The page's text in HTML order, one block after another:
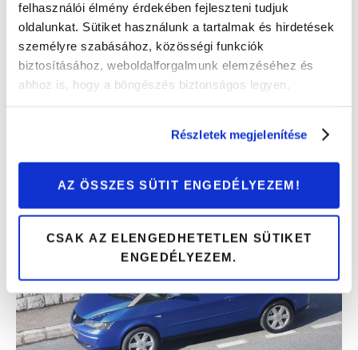
felhasználói élmény érdekében fejleszteni tudjuk
oldalunkat. Sütiket használunk a tartalmak és hirdetések
személyre szabásához, közösségi funkciók
biztosításához, weboldalforgalmunk elemzéséhez és
ahhoz is, hogy a böngészés biztonságos legyen.
Részletek megjelenítése
AZ ÖSSZES SÜTIT ENGEDÉLYEZEM!
CSAK AZ ELENGEDHETETLEN SÜTIKET
ENGEDÉLYEZEM.
ez idő alatt alig 83 ezer darabot adtak el, ami azt jelenti,
hogy gyakorlatilag annyi fogyott belőle, mint egy
Mondeóból fél-1 év alatt. A típus nem is kapott utódot, a
helyét a spanyol márka kínálatában a Toledo és a Leon
vette át.
4. RENAULT AVANTIME (2001-2003)